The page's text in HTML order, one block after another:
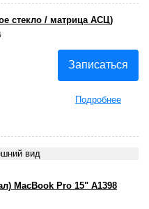
Записаться
Подробнее
стекло / матрица АСЦ)
вид
MacBook Pro 15" A1398